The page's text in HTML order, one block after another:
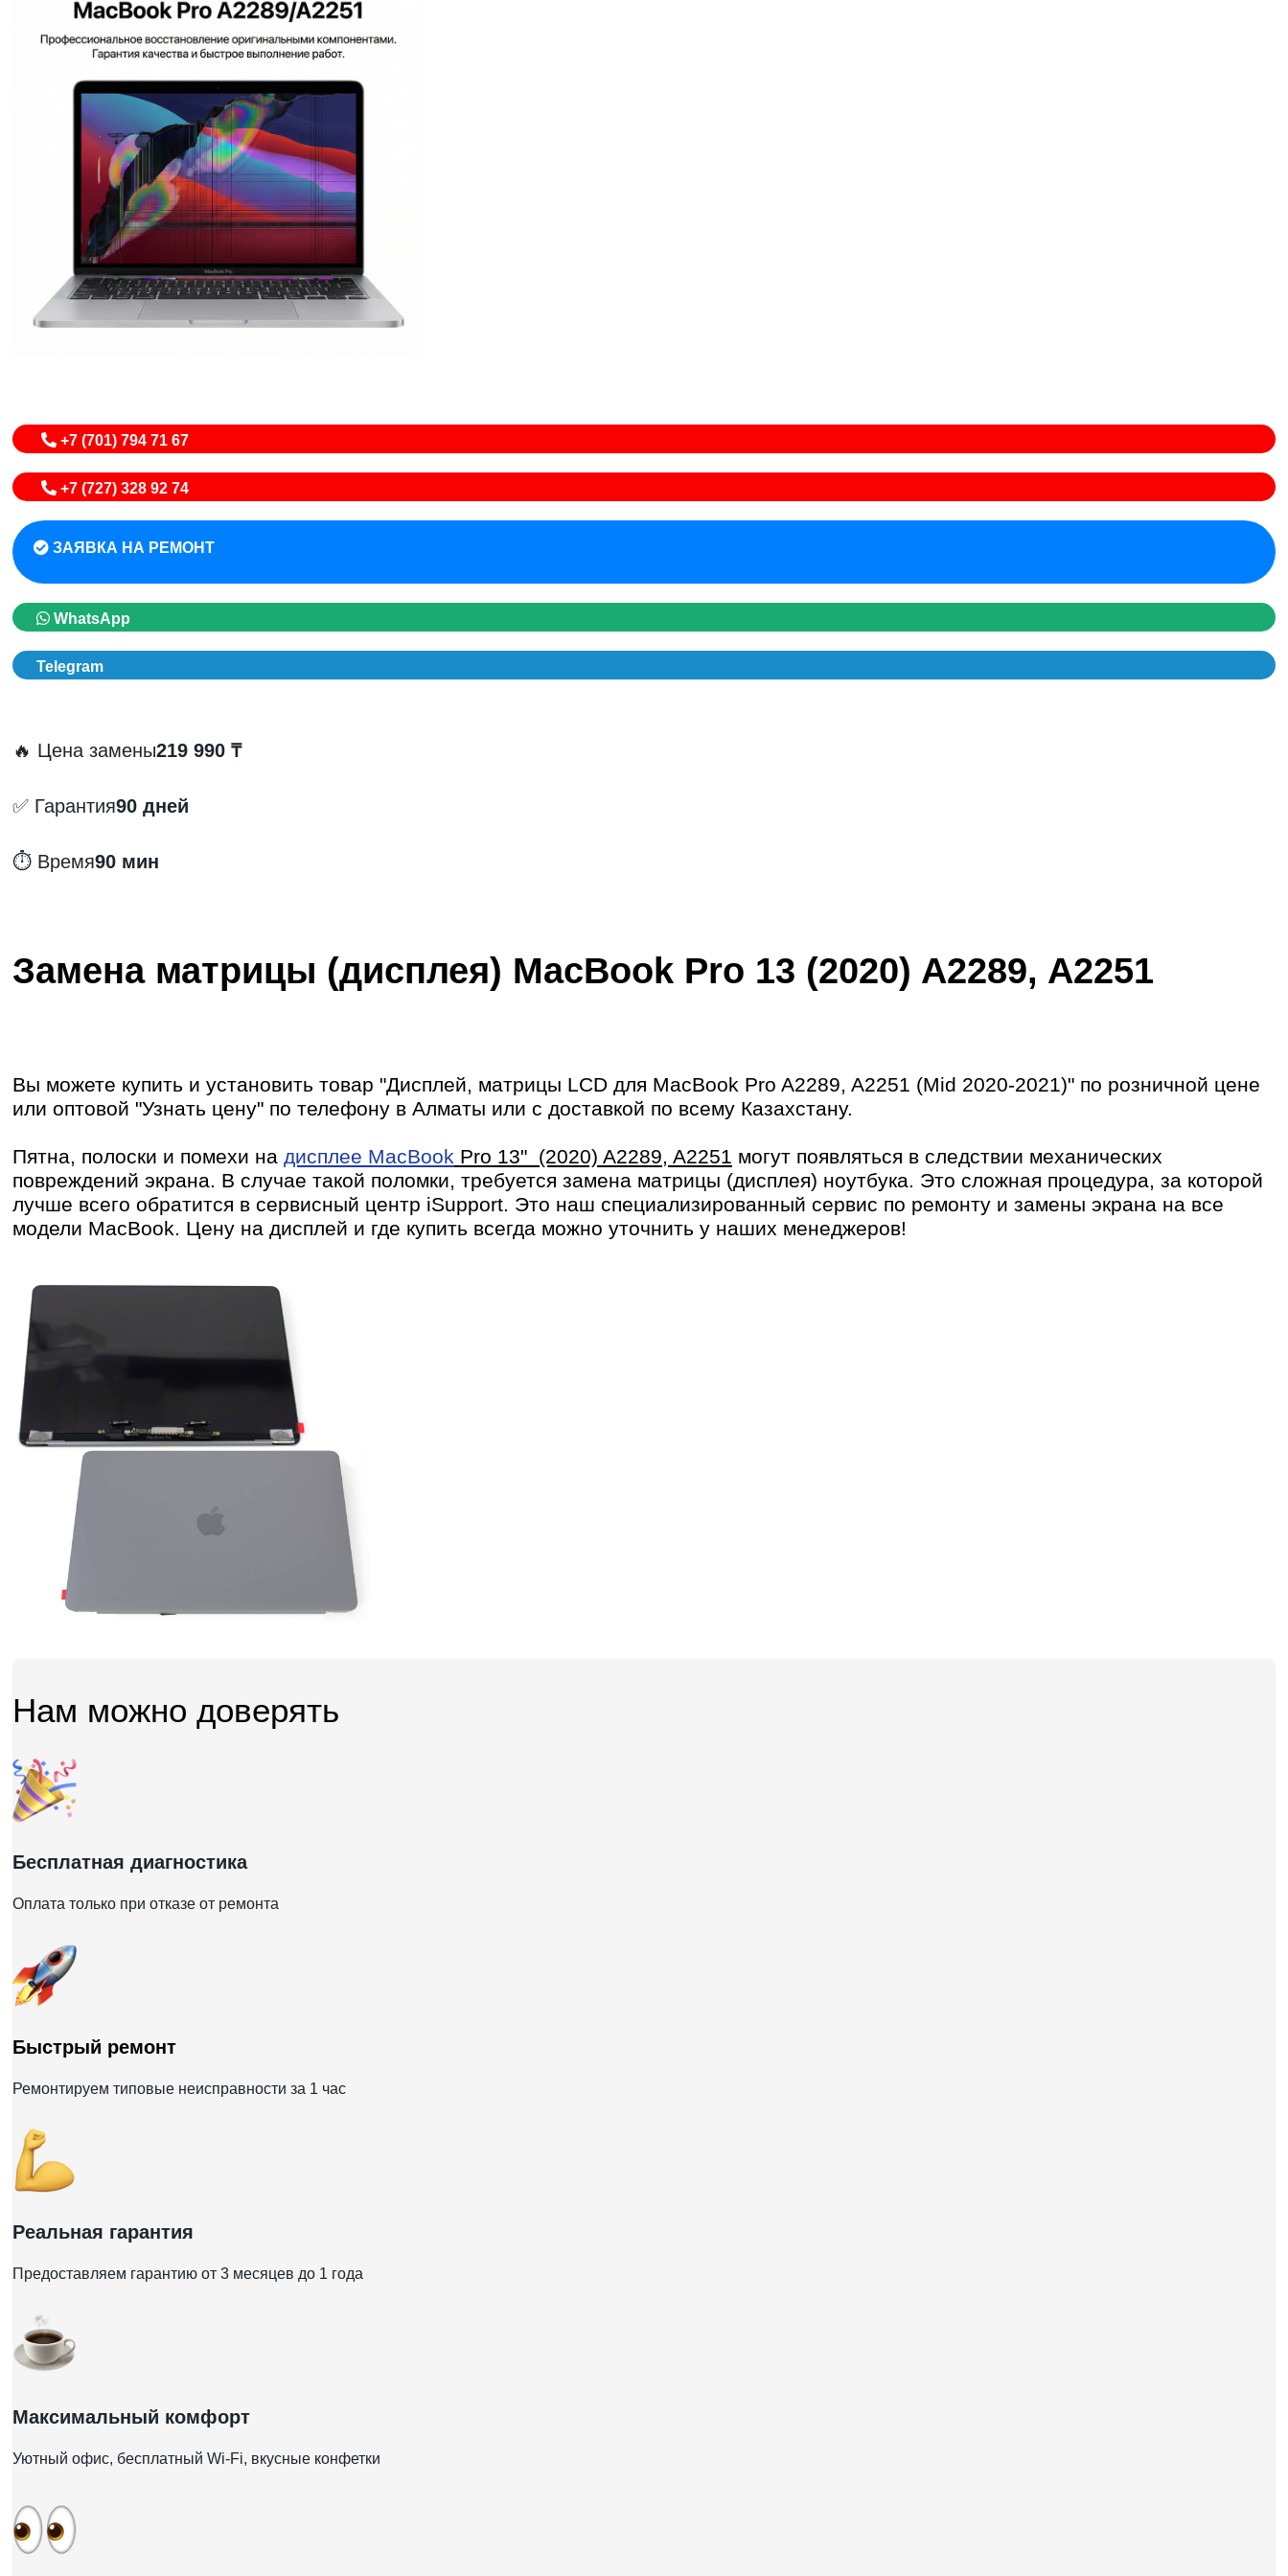
+7 (701) 794 71 67
+7 (727) 328 92 74
ЗАЯВКА НА РЕМОНТ
WhatsApp
Telegram
🔥 Цена замены219 990 ₸
✅ Гарантия90 дней
⏱️ Время90 мин
Замена матрицы (дисплея) MacBook Pro 13 (2020) A2289, A2251
Вы можете купить и установить товар "Дисплей, матрицы LCD для MacBook Pro A2289, A2251 (Mid 2020-2021)" по розничной цене
или оптовой "Узнать цену" по телефону в Алматы или с доставкой по всему Казахстану.
Пятна, полоски и помехи на дисплее MacBook Pro 13" (2020) A2289, A2251 могут появляться в следствии механических
повреждений экрана. В случае такой поломки, требуется замена матрицы (дисплея) ноутбука. Это сложная процедура, за которой
лучше всего обратится в сервисный центр iSupport. Это наш специализированный сервис по ремонту и замены экрана на все
модели MacBook. Цену на дисплей и где купить всегда можно уточнить у наших менеджеров!
Нам можно доверять
Бесплатная диагностика
Оплата только при отказе от ремонта
Быстрый ремонт
Ремонтируем типовые неисправности за 1 час
Реальная гарантия
Предоставляем гарантию от 3 месяцев до 1 года
Максимальный комфорт
Уютный офис, бесплатный Wi-Fi, вкусные конфетки